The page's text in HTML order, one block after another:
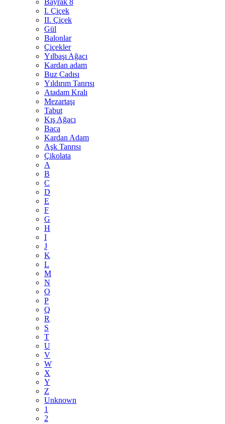
Bayrak 8
I. Çiçek
II. Çiçek
Gül
Balonlar
Çiçekler
Yılbaşı Ağacı
Kardan adam
Buz Cadısı
Yıldırım Tanrısı
Atadam Kralı
Mezartaşı
Tabut
Kış Ağacı
Baca
Kardan Adam
Aşk Tanrısı
Çikolata
A
B
C
D
E
F
G
H
I
J
K
L
M
N
O
P
Q
R
S
T
U
V
W
X
Y
Z
Unknown
1
2